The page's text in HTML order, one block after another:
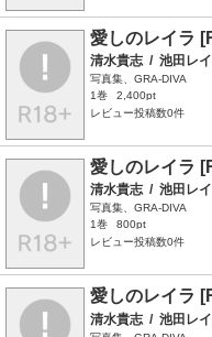
愛しのレイラ
清水貴志 / 池田レ
写真集、GRA-DIVA
1巻
2,400pt
レビュー投稿数0件
愛しのレイラ
清水貴志 / 池田レ
写真集、GRA-DIVA
1巻
800pt
レビュー投稿数0件
愛しのレイラ
清水貴志 / 池田レ